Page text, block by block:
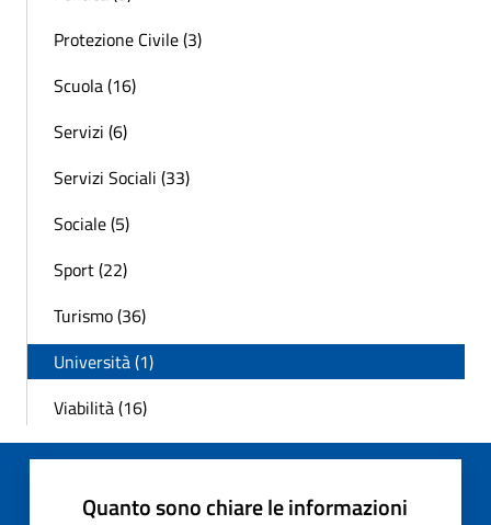
Protezione Civile (3)
Scuola (16)
Servizi (6)
Servizi Sociali (33)
Sociale (5)
Sport (22)
Turismo (36)
Università (1)
Viabilità (16)
Quanto sono chiare le informazioni